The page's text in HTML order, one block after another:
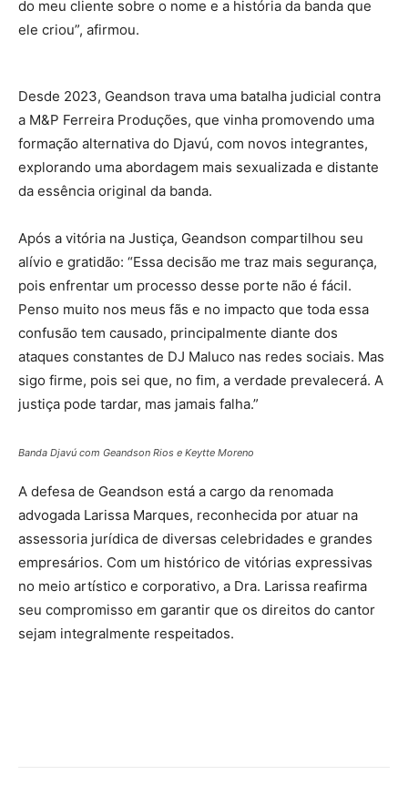
do meu cliente sobre o nome e a história da banda que
ele criou”, afirmou.
Desde 2023, Geandson trava uma batalha judicial contra
a M&P Ferreira Produções, que vinha promovendo uma
formação alternativa do Djavú, com novos integrantes,
explorando uma abordagem mais sexualizada e distante
da essência original da banda.
Após a vitória na Justiça, Geandson compartilhou seu
alívio e gratidão: “Essa decisão me traz mais segurança,
pois enfrentar um processo desse porte não é fácil.
Penso muito nos meus fãs e no impacto que toda essa
confusão tem causado, principalmente diante dos
ataques constantes de DJ Maluco nas redes sociais. Mas
sigo firme, pois sei que, no fim, a verdade prevalecerá. A
justiça pode tardar, mas jamais falha.”
Banda Djavú com Geandson Rios e Keytte Moreno
A defesa de Geandson está a cargo da renomada
advogada Larissa Marques, reconhecida por atuar na
assessoria jurídica de diversas celebridades e grandes
empresários. Com um histórico de vitórias expressivas
no meio artístico e corporativo, a Dra. Larissa reafirma
seu compromisso em garantir que os direitos do cantor
sejam integralmente respeitados.